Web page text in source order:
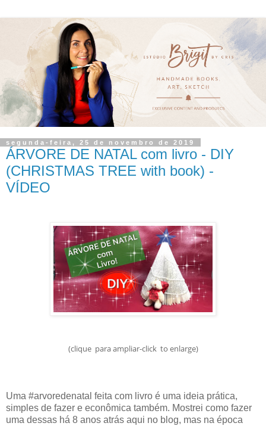
segunda-feira, 25 de novembro de 2019
ÁRVORE DE NATAL com livro - DIY
(CHRISTMAS TREE with book) -
VÍDEO
(clique para ampliar-click to enlarge)
Uma #arvoredenatal feita com livro é uma ideia prática,
simples de fazer e econômica também. Mostrei como fazer
uma dessas há 8 anos atrás aqui no blog, mas na época